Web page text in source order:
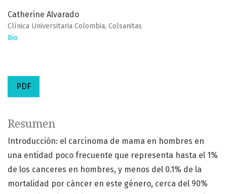
Catherine Alvarado
Clínica Universitaria Colombia, Colsanitas
Bio
PDF
Resumen
Introducción: el carcinoma de mama en hombres en
una entidad poco frecuente que representa hasta el 1%
de los canceres en hombres, y menos del 0.1% de la
mortalidad por cáncer en este género, cerca del 90%